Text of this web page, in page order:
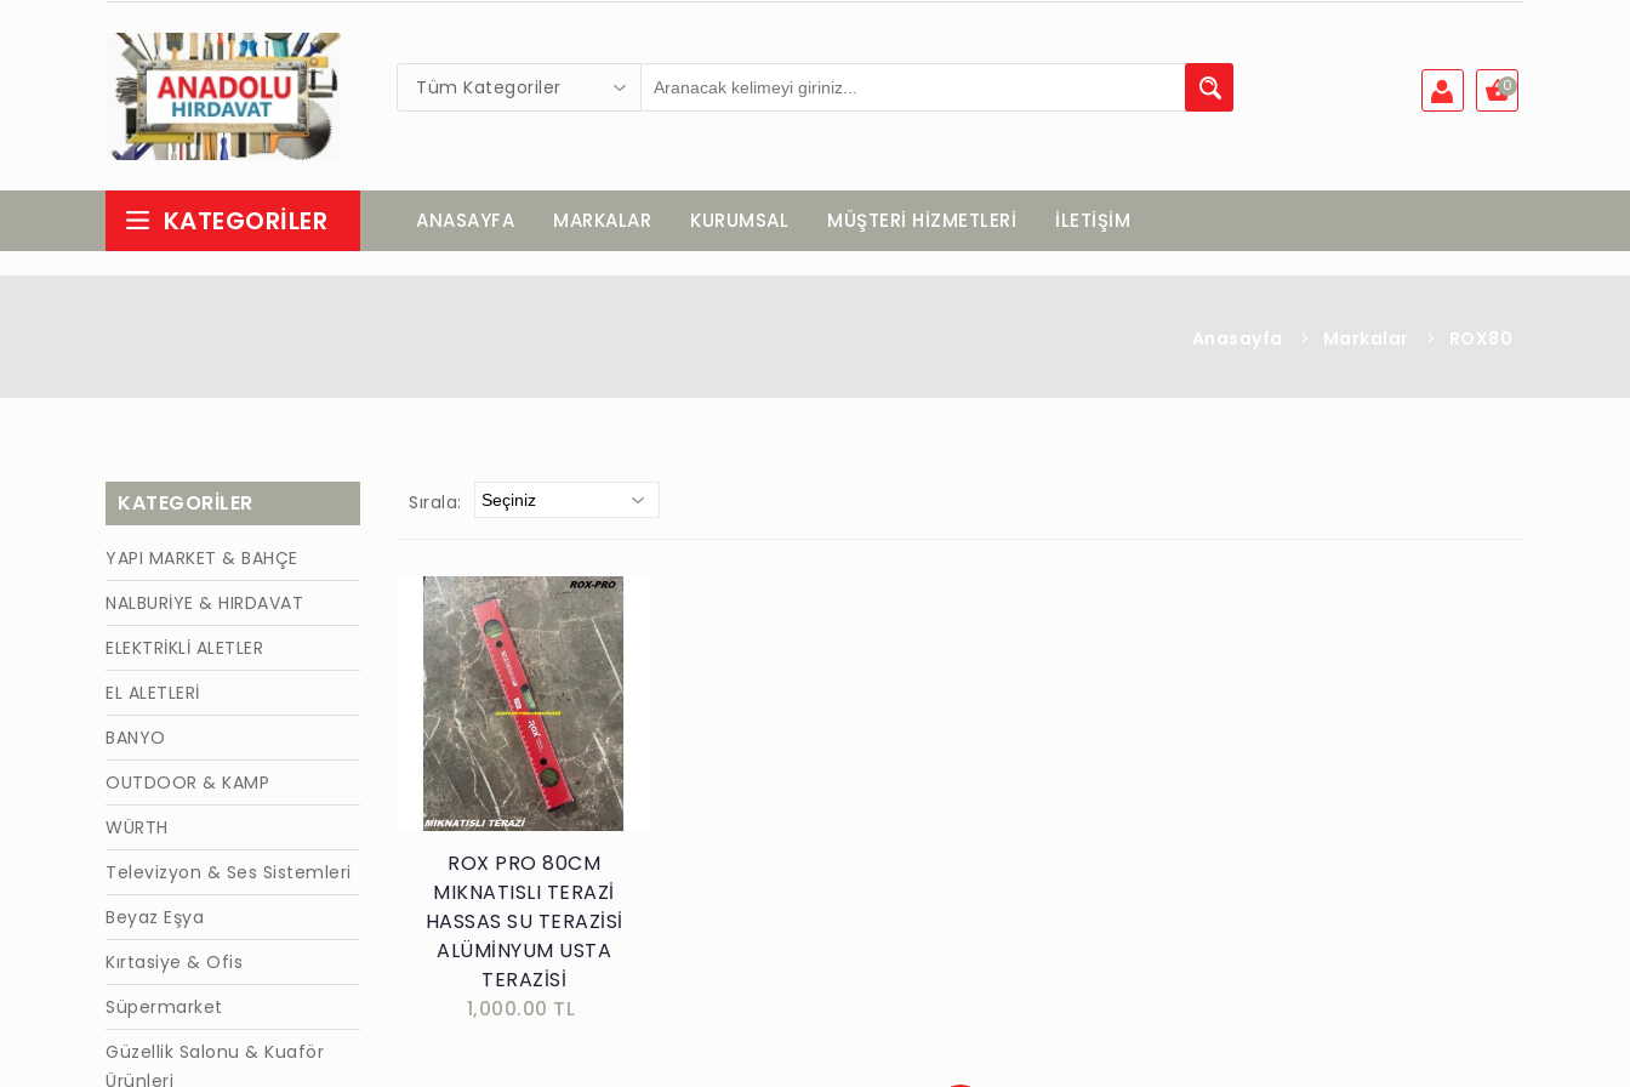
Tüm Kategoriler 0
KATEGORILER ANASAYFA MARKALAR KURUMSAL MÜŞTERİ HİZMETLERİ İLETİŞİM
Anasayfa > Markalar > ROX80
KATEGORILER
YAPI MARKET & BAHÇE
NALBURİYE & HIRDAVAT
ELEKTRİKLİ ALETLER
EL ALETLERİ
BANYO
OUTDOOR & KAMP
WÜRTH
Televizyon & Ses Sistemleri
Beyaz Eşya
Kırtasiye & Ofis
Süpermarket
Güzellik Salonu & Kuaför
Ürünleri
Sırala:
Sepete Ekle
ROX PRO 80CM
MIKNATISLI TERAZİ
HASSAS SU TERAZİSİ
ALÜMİNYUM USTA
TERAZİSİ
1,000.00 TL